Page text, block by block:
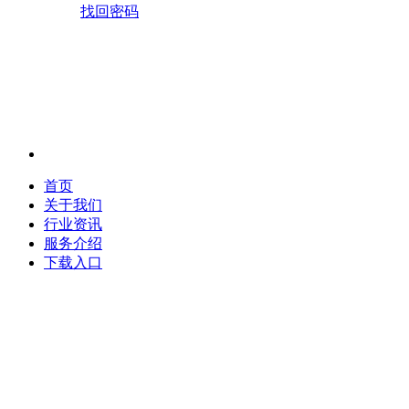
找回密码
首页
关于我们
行业资讯
服务介绍
下载入口